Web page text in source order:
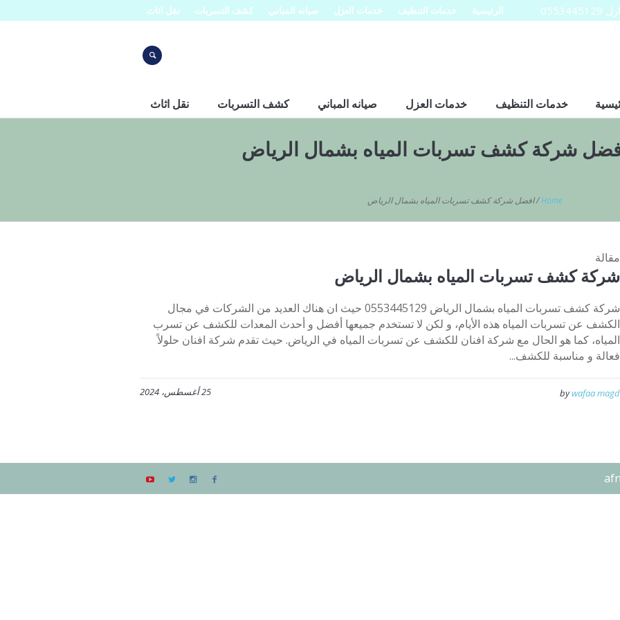
الرئيسية خدمات التنظيف خدمات العزل صيانه المباني كشف التسربات نقل اثاث
خدمات التنظيف خدمات العزل صيانه المباني كشف التسربات نقل اثاث
شركة كشف تسربات المياه بشمال الرياض
Home
/افضل شركة كشف تسربات المياه بشمال الرياض
مقالة
شركة كشف تسربات المياه بشمال الرياض
شركة كشف تسربات المياه بشمال الرياض 0553445129 حيث ان هناك العديد من الشركات في مجال
الكشف عن تسربات المياه هذه الأيام، و لكن لا تستخدم جميعها أفضل و أحدث المعدات للكشف عن تسرب
المياه، كما هو الحال مع شركة افنان للكشف عن تسربات المياه في الرياض. حيث تقدم شركة افنان حلولاً
فعالة و مناسبة للكشف...
25 أغسطس، 2024 bywafaa magd